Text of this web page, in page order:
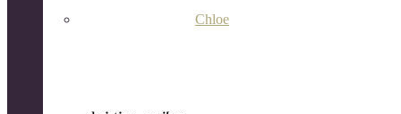
Chloe